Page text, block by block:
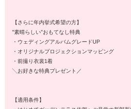
【さらに年内挙式希望の方】
"素晴らしい”おもてなし特典
・ウェディングアルバムグレードUP
・オリジナルプロジェクションマッピング
・前撮り衣裳1着
╲お好きな特典プレゼント／
【適用条件】